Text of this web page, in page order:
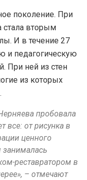
поколение. При
стала вторым
И в течение 27
и педагогическую
При ней из стен
из которых
пробовала
все: от рисунка в
ценного
занималась
реставратором в
– отмечают